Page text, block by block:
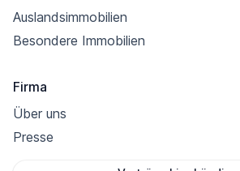
Auslandsimmobilien
Besondere Immobilien
Firma
Über uns
Presse